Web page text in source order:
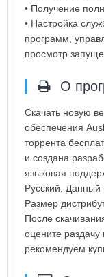
• Получение
• Настройка
программ,
просмотр
О
Скачать новую
обеспечения
торрента
и создана
языковая
Русский.
Размер
После
оцените раздачу
рекомендуем